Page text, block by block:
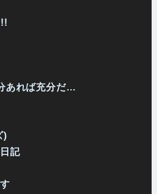
あれば充分だ…
)
記